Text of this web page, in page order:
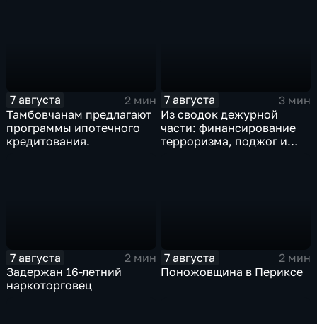
7 августа
2 мин
Тамбовчанам предлагают
программы ипотечного
кредитования.
7 августа
3 мин
Из сводок дежурной
части: финансирование
терроризма, поджог и
7 августа
2 мин
Задержан 16-летний
наркоторговец
7 августа
2 мин
Поножовщина в Периксе